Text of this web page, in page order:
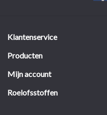
Klantenservice
Producten
Mijn account
Roelofsstoffen